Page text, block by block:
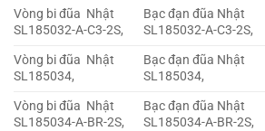
Vòng bi đũa Nhật
SL185032-A-C3-2S,
Bạc đạn đũa Nhật
SL185032-A-C3-2S,
Vòng bi đũa Nhật
SL185034,
Bạc đạn đũa Nhật
SL185034,
Vòng bi đũa Nhật
SL185034-A-BR-2S,
Bạc đạn đũa Nhật
SL185034-A-BR-2S,